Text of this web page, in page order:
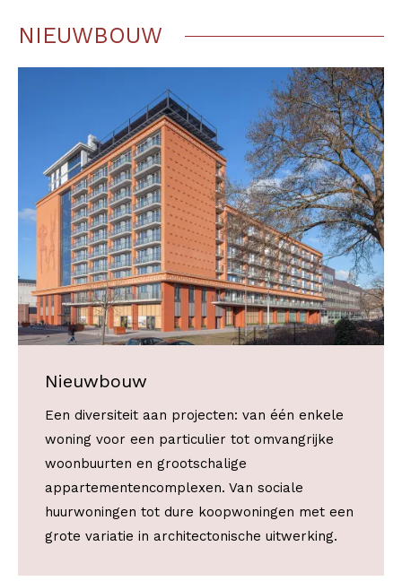
NIEUWBOUW
Nieuwbouw
Een diversiteit aan projecten: van één enkele
woning voor een particulier tot omvangrijke
woonbuurten en grootschalige
appartementencomplexen. Van sociale
huurwoningen tot dure koopwoningen met een
grote variatie in architectonische uitwerking.